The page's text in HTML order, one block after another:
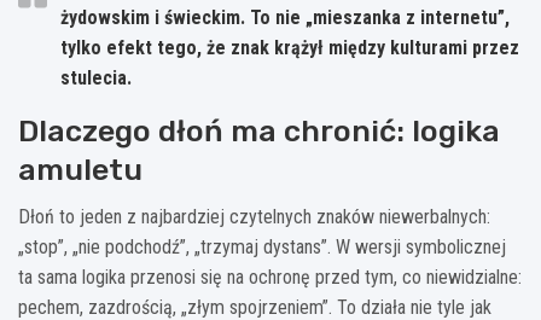
żydowskim i świeckim. To nie „mieszanka z internetu”,
tylko efekt tego, że znak krążył między kulturami przez
stulecia.
Dlaczego dłoń ma chronić: logika
amuletu
Dłoń to jeden z najbardziej czytelnych znaków niewerbalnych:
„stop”, „nie podchodź”, „trzymaj dystans”. W wersji symbolicznej
ta sama logika przenosi się na ochronę przed tym, co niewidzialne:
pechem, zazdrością, „złym spojrzeniem”. To działa nie tyle jak